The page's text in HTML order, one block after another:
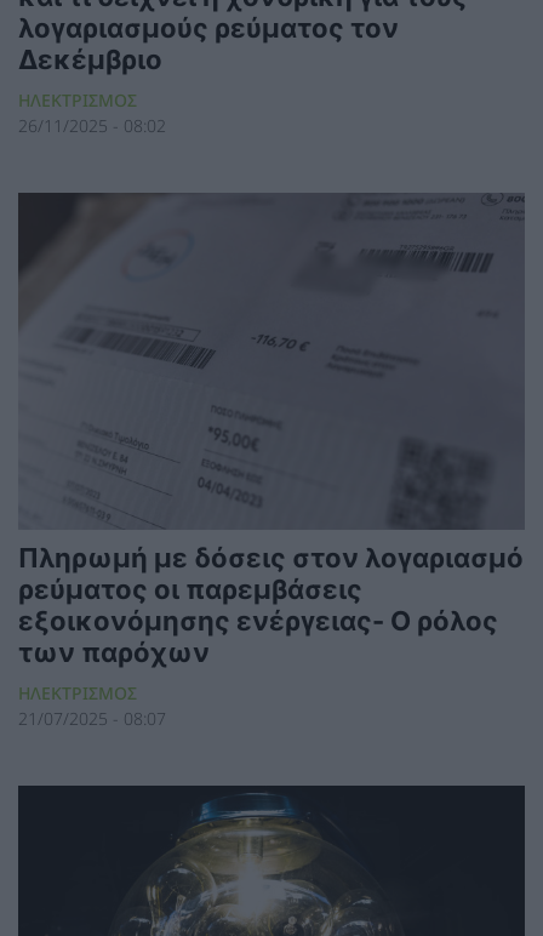
λογαριασμούς ρεύματος τον
Δεκέμβριο
ΗΛΕΚΤΡΙΣΜΟΣ
26/11/2025 - 08:02
Πληρωμή με δόσεις στον λογαριασμό
ρεύματος οι παρεμβάσεις
εξοικονόμησης ενέργειας- Ο ρόλος
των παρόχων
ΗΛΕΚΤΡΙΣΜΟΣ
21/07/2025 - 08:07